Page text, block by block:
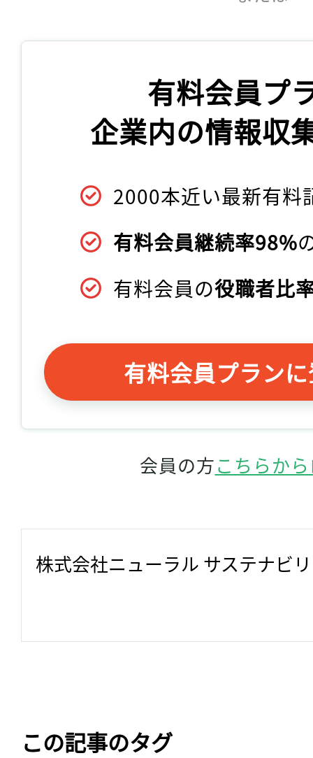
有料会員プ
企業内の情報収
2000本近い最新有料
有料会員継続率98%
有料会員の役職者比
有料会員プラン
会員の方こちらか
株式会社ニューラル サステナビ
この記事のタグ